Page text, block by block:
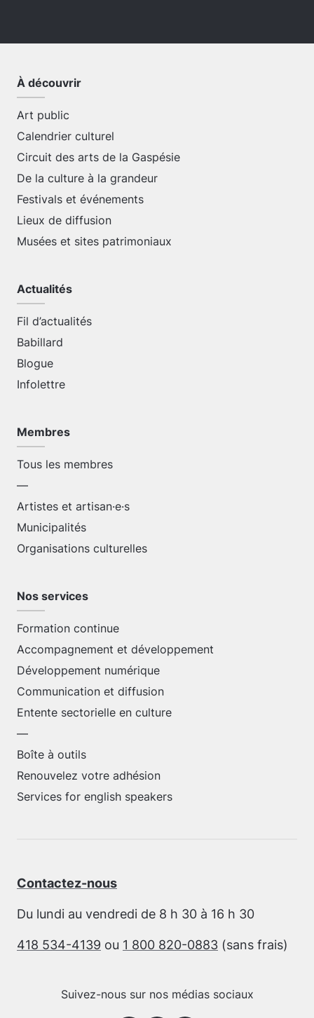
À découvrir
Art public
Calendrier culturel
Circuit des arts de la Gaspésie
De la culture à la grandeur
Festivals et événements
Lieux de diffusion
Musées et sites patrimoniaux
Actualités
Fil d’actualités
Babillard
Blogue
Infolettre
Membres
Tous les membres
—
Artistes et artisan·e·s
Municipalités
Organisations culturelles
Nos services
Formation continue
Accompagnement et développement
Développement numérique
Communication et diffusion
Entente sectorielle en culture
—
Boîte à outils
Renouvelez votre adhésion
Services for english speakers
Contactez-nous
Du lundi au vendredi de 8 h 30 à 16 h 30
418 534-4139 ou 1 800 820-0883 (sans frais)
Suivez-nous sur nos médias sociaux